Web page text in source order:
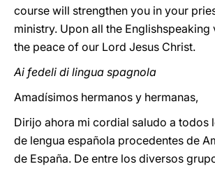
course will strengthen you in your
ministry. Upon all the
the peace of our Lord Jesus Christ.
Ai fedeli di lingua spagnola
Amadísimos hermanos y hermanas,
Dirijo ahora mi cordial saludo a todos
de lengua española procedentes de
de España. De entre los diversos